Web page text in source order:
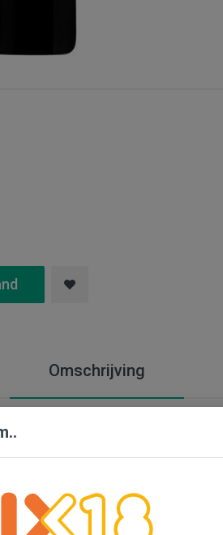
Omschrijving
'56' Malbec
Penin. '56' Malbec.